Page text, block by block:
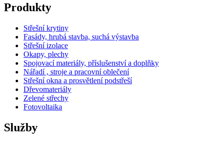
Produkty
Střešní krytiny
Fasády, hrubá stavba, suchá výstavba
Střešní izolace
Okapy, plechy
Spojovací materiály, příslušenství a doplňky
Nářadí , stroje a pracovní oblečení
Střešní okna a prosvětlení podstřeší
Dřevomateriály
Zelené střechy
Fotovoltaika
Služby